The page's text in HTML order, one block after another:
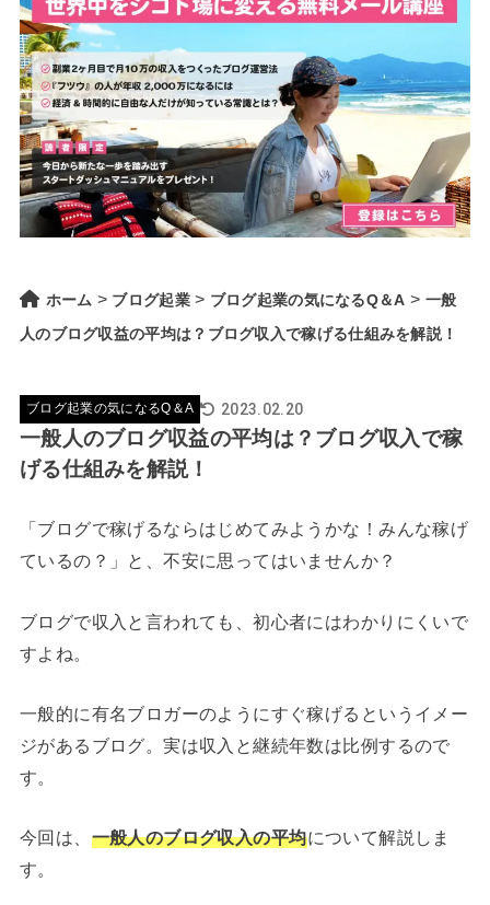
ホーム > ブログ起業> ブログ起業の気になるQ＆A > 一般
人のブログ収益の平均は？ブログ収入で稼げる仕組みを解説！
ブログ起業の気になるQ＆A 2023.02.20
一般人のブログ収益の平均は？ブログ収入で稼
げる仕組みを解説！
「ブログで稼げるならはじめてみようかな！みんな稼げ
ているの？」と、不安に思ってはいませんか？
ブログで収入と言われても、初心者にはわかりにくいで
すよね。
一般的に有名ブロガーのようにすぐ稼げるというイメー
ジがあるブログ。実は収入と継続年数は比例するので
す。
今回は、 一般人のブログ収入の平均について解説しま
す。